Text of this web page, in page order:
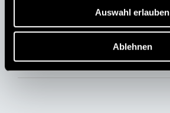
Auswahl erlauben
Ablehnen